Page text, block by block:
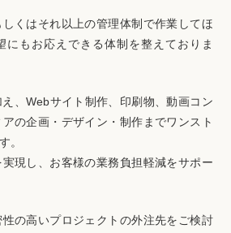
くはそれ以上の管理体制で作業してほ
にもお応えできる体制を整えておりま
、Webサイト制作、印刷物、動画コン
の企画・デザイン・制作までワンスト
。
現し、お客様の業務負担軽減をサポー
の高いプロジェクトの外注先をご検討